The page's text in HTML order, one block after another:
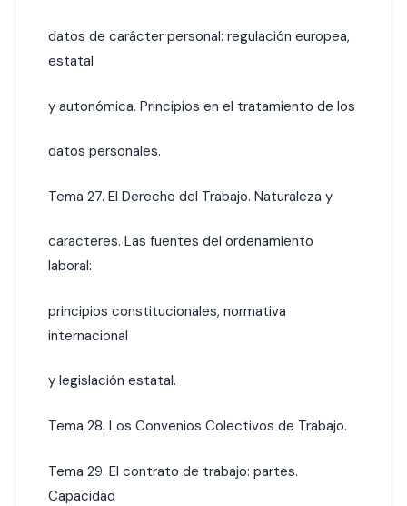
datos de carácter personal: regulación europea,
estatal
y autonómica. Principios en el tratamiento de los
datos personales.
Tema 27. El Derecho del Trabajo. Naturaleza y
caracteres. Las fuentes del ordenamiento
laboral:
principios constitucionales, normativa
internacional
y legislación estatal.
Tema 28. Los Convenios Colectivos de Trabajo.
Tema 29. El contrato de trabajo: partes.
Capacidad